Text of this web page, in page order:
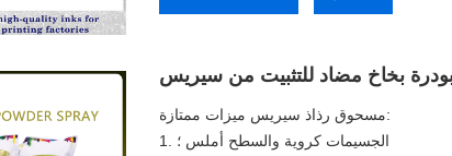
مسحوق رذاذ سيريس ميزات ممتازة:
1. الجسيمات كروية والسطح أملس ؛